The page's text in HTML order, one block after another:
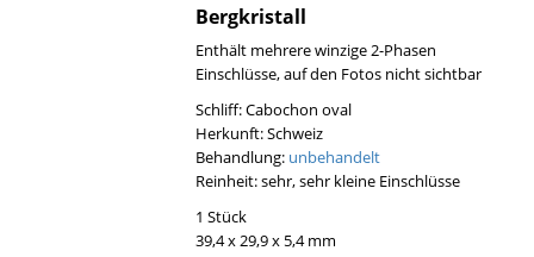
Bergkristall
Enthält mehrere winzige 2-Phasen
Einschlüsse, auf den Fotos nicht sichtbar
Schliff: Cabochon oval
Herkunft: Schweiz
Behandlung: unbehandelt
Reinheit: sehr, sehr kleine Einschlüsse
1 Stück
39,4 x 29,9 x 5,4 mm